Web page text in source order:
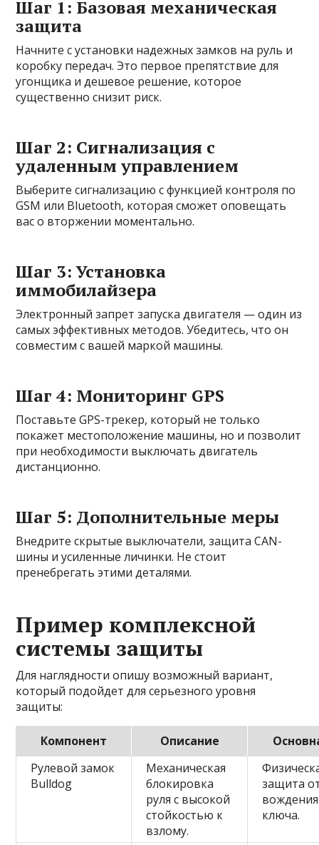
Шаг 1: Базовая механическая
защита
Начните с установки надежных замков на руль и
коробку передач. Это первое препятствие для
угонщика и дешевое решение, которое
существенно снизит риск.
Шаг 2: Сигнализация с
удаленным управлением
Выберите сигнализацию с функцией контроля по
GSM или Bluetooth, которая сможет оповещать
вас о вторжении моментально.
Шаг 3: Установка
иммобилайзера
Электронный запрет запуска двигателя — один из
самых эффективных методов. Убедитесь, что он
совместим с вашей маркой машины.
Шаг 4: Мониторинг GPS
Поставьте GPS-трекер, который не только
покажет местоположение машины, но и позволит
при необходимости выключать двигатель
дистанционно.
Шаг 5: Дополнительные меры
Внедрите скрытые выключатели, защита CAN-
шины и усиленные личинки. Не стоит
пренебрегать этими деталями.
Пример комплексной
системы защиты
Для наглядности опишу возможный вариант,
который подойдет для серьезного уровня
защиты:
Компонент Описание
Рулевой замок
Bulldog
Механическая
блокировка
руля с высокой
стойкостью к
взлому.
защита
ключа.